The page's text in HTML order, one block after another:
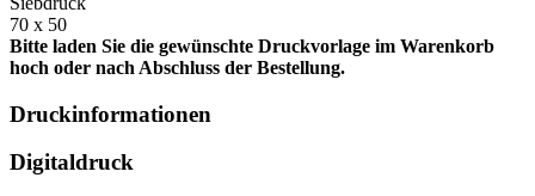
70 x 50
Bitte laden Sie die gewünschte Druckvorlage im Warenkorb
hoch oder nach Abschluss der Bestellung.
Druckinformationen
Digitaldruck